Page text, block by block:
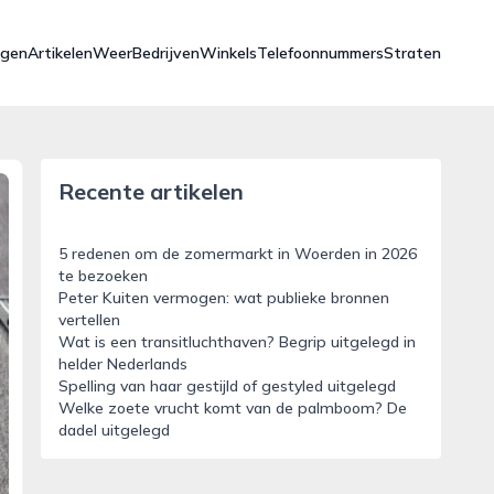
ArtikelenWeerBedrijvenWinkelsTelefoonnummersStraten
Recente artikelen
5 redenen om de zomermarkt in Woerden in 2026
te bezoeken
Peter Kuiten vermogen: wat publieke bronnen
vertellen
Wat is een transitluchthaven? Begrip uitgelegd in
helder Nederlands
Spelling van haar gestijld of gestyled uitgelegd
Welke zoete vrucht komt van de palmboom? De
dadel uitgelegd